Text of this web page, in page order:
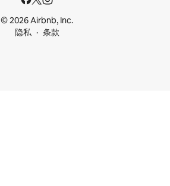
© 2026 Airbnb, Inc.
隐私
条款